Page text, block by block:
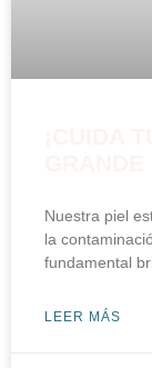
Nuestra piel
la
fundamental
LEER MÁS